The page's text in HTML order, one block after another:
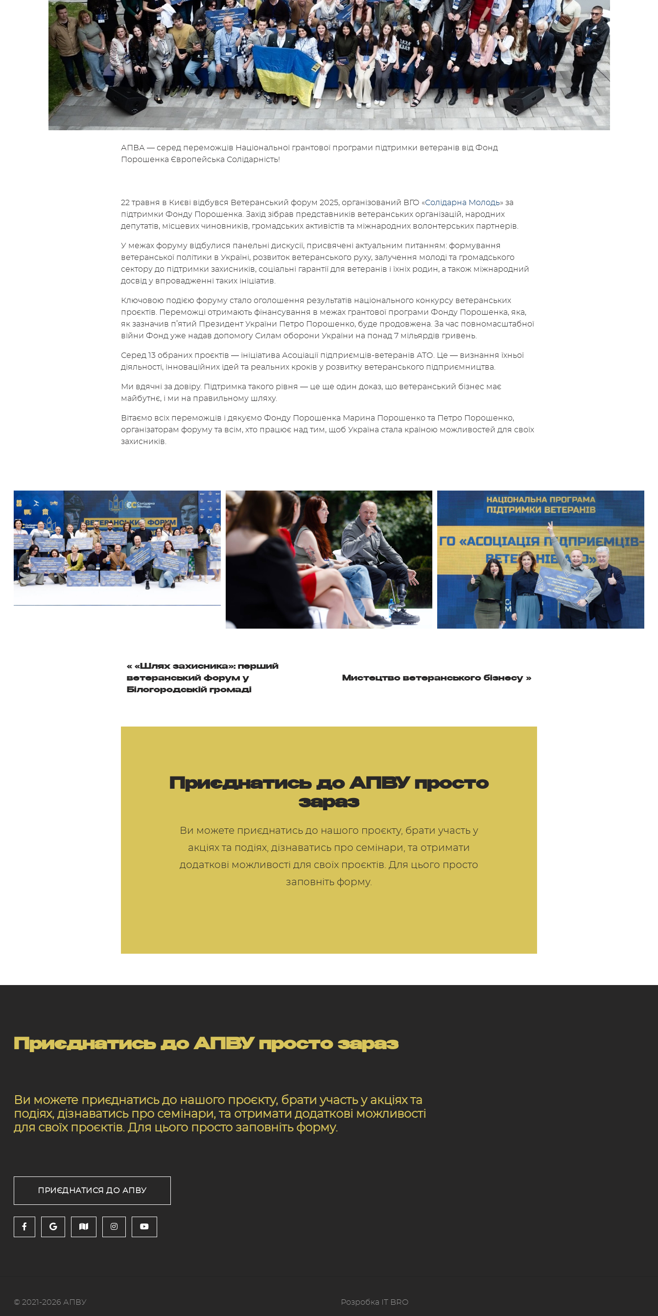
АПВА — серед переможців Національної грантової програми підтримки ветеранів від Фонд
Порошенка Європейська Солідарність!
22 травня в Києві відбувся Ветеранський форум 2025, організований ВГО «Солідарна Молодь» за
підтримки Фонду Порошенка. Захід зібрав представників ветеранських організацій, народних
депутатів, місцевих чиновників, громадських активістів та міжнародних волонтерських партнерів.
У межах форуму відбулися панельні дискусії, присвячені актуальним питанням: формування
ветеранської політики в Україні, розвиток ветеранського руху, залучення молоді та громадського
сектору до підтримки захисників, соціальні гарантії для ветеранів і їхніх родин, а також міжнародний
досвід у впровадженні таких ініціатив.
Ключовою подією форуму стало оголошення результатів національного конкурсу ветеранських
проєктів. Переможці отримають фінансування в межах грантової програми Фонду Порошенка, яка,
як зазначив п’ятий Президент України Петро Порошенко, буде продовжена. За час повномасштабної
війни Фонд уже надав допомогу Силам оборони України на понад 7 мільярдів гривень.
Серед 13 обраних проєктів — ініціатива Асоціації підприємців-ветеранів АТО. Це — визнання їхньої
діяльності, інноваційних ідей та реальних кроків у розвитку ветеранського підприємництва.
Ми вдячні за довіру. Підтримка такого рівня — це ще один доказ, що ветеранський бізнес має
майбутнє, і ми на правильному шляху.
Вітаємо всіх переможців і дякуємо Фонду Порошенка Марина Порошенко та Петро Порошенко,
організаторам форуму та всім, хто працює над тим, щоб Україна стала країною можливостей для своїх
захисників.
« «Шлях захисника»: перший
ветеранський форум у
Білогородській громаді
Мистецтво ветеранського бізнесу »
Приєднатись до АПВУ просто
зараз
Ви можете приєднатись до нашого проєкту, брати участь у
акціях та подіях, дізнаватись про семінари, та отримати
додаткові можливості для своїх проєктів. Для цього просто
заповніть форму.
Приєднатись до АПВУ просто зараз
Ви можете приєднатись до нашого проєкту, брати участь у акціях та
подіях, дізнаватись про семінари, та отримати додаткові можливості
для своїх проєктів. Для цього просто заповніть форму.
ПРИЄДНАТИСЯ ДО АПВУ
© 2021-2026 АПВУ Розробка IT BRO